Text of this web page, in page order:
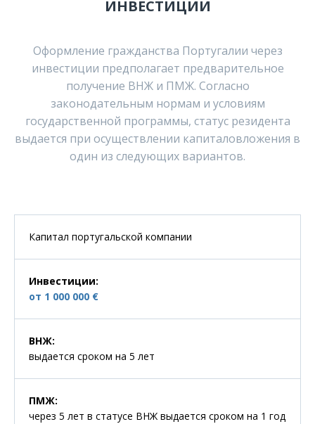
ИНВЕСТИЦИИ
Оформление гражданства Португалии через
инвестиции предполагает предварительное
получение ВНЖ и ПМЖ. Согласно
законодательным нормам и условиям
государственной программы, статус резидента
выдается при осуществлении капиталовложения в
один из следующих вариантов.
Капитал португальской компании
Инвестиции:
от 1 000 000 €
ВНЖ:
выдается сроком на 5 лет
ПМЖ:
через 5 лет в статусе ВНЖ выдается сроком на 1 год